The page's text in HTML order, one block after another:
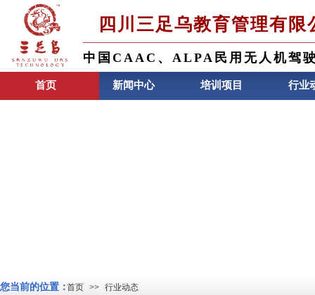
四川三足乌教育管理有限
中国CAAC、ALPA民用无人机驾
首页 新闻中心 培训项目 行业
首页 >> 行业动态
您当前的位置：